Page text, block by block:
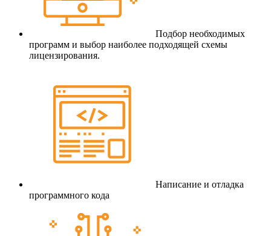
Подбор необходимых
программ и выбор наиболее подходящей схемы
лицензирования.
Написание и отладка
программного кода